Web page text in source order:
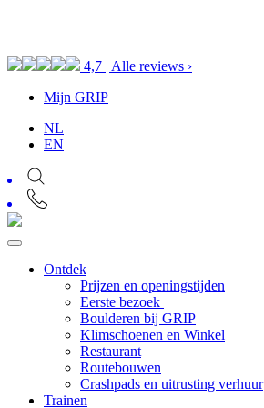
4,7 | Alle reviews ›
Mijn GRIP
NL
EN
Ontdek
Prijzen en openingstijden
Eerste bezoek
Boulderen bij GRIP
Klimschoenen en Winkel
Restaurant
Routebouwen
Crashpads en uitrusting verhuur
Trainen